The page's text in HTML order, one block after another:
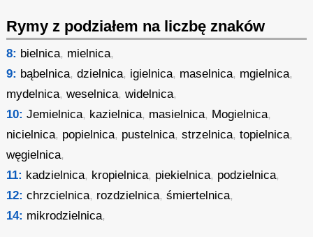
Rymy z podziałem na liczbę znaków
8: bielnica, mielnica,
9: bąbelnica,dzielnica, igielnica, maselnica, mgielnica,
mydelnica,weselnica,widelnica,
10: Jemielnica, kazielnica, masielnica, Mogielnica,
nicielnica, popielnica, pustelnica,strzelnica,topielnica,
węgielnica,
11: kadzielnica, kropielnica, piekielnica, podzielnica,
12: chrzcielnica, rozdzielnica,śmiertelnica,
14: mikrodzielnica,